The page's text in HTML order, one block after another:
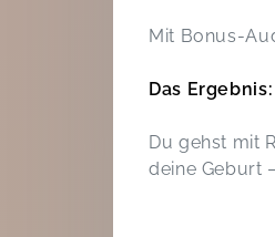
Mit Bonus-
Das Ergebnis:
Du gehst mit
deine Geburt